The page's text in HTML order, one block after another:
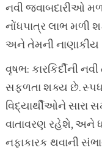
નવી જવાબદારીઓ
નોંધપાત્ર લાભ મળી
અને તેમની
વૃષભ: કારકિર્દીની
સફળતા શક્ય છે.
વિદ્યાર્થીઓને સારા
વાતાવરણ રહેશે, અને
નફાકારક થવાની